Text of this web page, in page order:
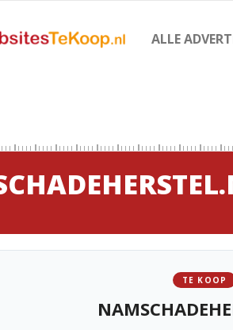
ALLE
TE KOOP